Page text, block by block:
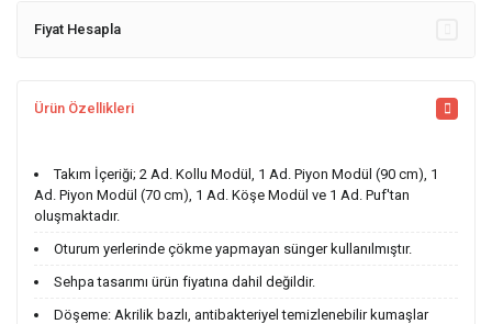
Fiyat Hesapla
Ürün Özellikleri
Takım İçeriği; 2 Ad. Kollu Modül, 1 Ad. Piyon Modül (90 cm), 1
Ad. Piyon Modül (70 cm), 1 Ad. Köşe Modül ve 1 Ad. Puf'tan
oluşmaktadır.
Oturum yerlerinde çökme yapmayan sünger kullanılmıştır.
Sehpa tasarımı ürün fiyatına dahil değildir.
Döşeme: Akrilik bazlı, antibakteriyel temizlenebilir kumaşlar